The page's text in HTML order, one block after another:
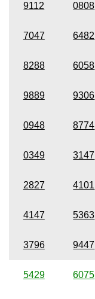
9112 0808
7047 6482
8288 6058
9889 9306
0948 8774
0349 3147
2827 4101
4147 5363
3796 9447
5429 6075